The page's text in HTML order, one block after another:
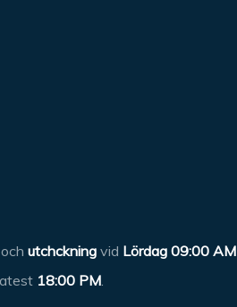
och utchckning vid Lördag 09:00 AM
18:00 PM